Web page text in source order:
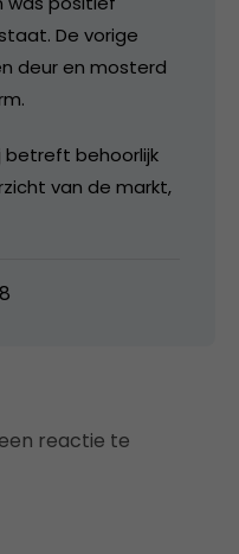
De vorige
deur en mosterd
betreft behoorlijk
van de markt,
reactie te